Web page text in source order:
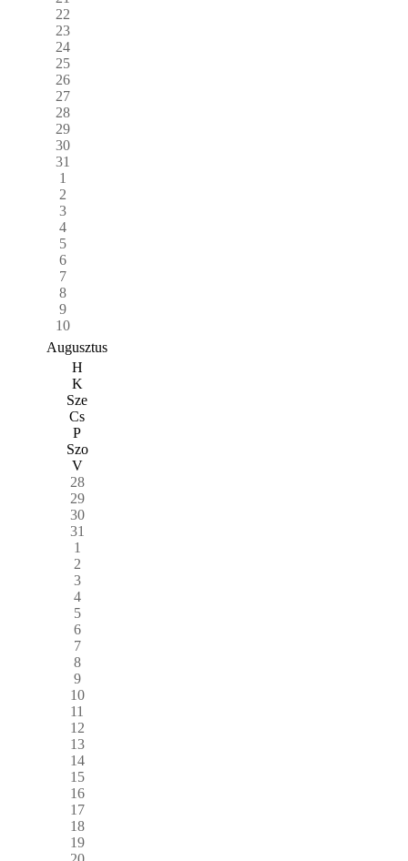
22
23
24
25
26
27
28
29
30
31
1
2
3
4
5
6
7
8
9
10
Augusztus
H
K
Sze
Cs
P
Szo
V
28
29
30
31
1
2
3
4
5
6
7
8
9
10
11
12
13
14
15
16
17
18
19